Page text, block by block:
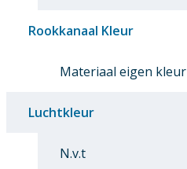
Rookkanaal Kleur
Materiaal eigen kleur
Luchtkleur
N.v.t